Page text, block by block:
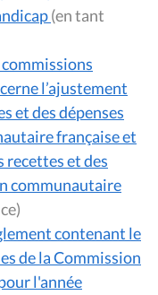
(en tant
l’ajustement
et des dépenses
française et
recettes et des
communautaire
contenant le
de la Commission
l'année